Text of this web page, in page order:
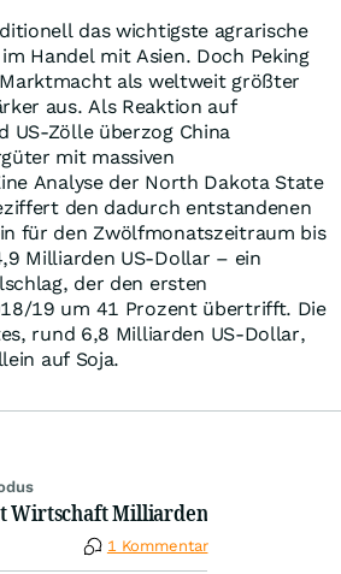
das wichtigste agrarische
Handel mit Asien. Doch Peking
als weltweit größter
aus. Als Reaktion auf
US-Zölle überzog China
mit massiven
Analyse der North Dakota State
den dadurch entstandenen
für den Zwölfmonatszeitraum bis
Milliarden US-Dollar – ein
der den ersten
19 um 41 Prozent übertrifft. Die
rund 6,8 Milliarden US-Dollar,
auf Soja.
Wirtschaft Milliarden
1 Kommentar